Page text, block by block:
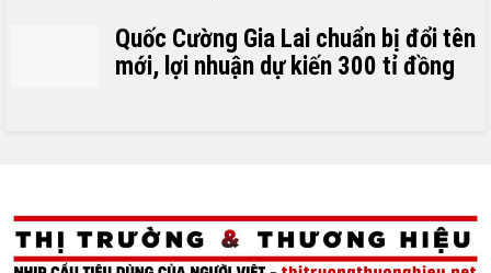
Quốc Cường Gia Lai chuẩn bị đổi tên
mới, lợi nhuận dự kiến 300 tỉ đồng